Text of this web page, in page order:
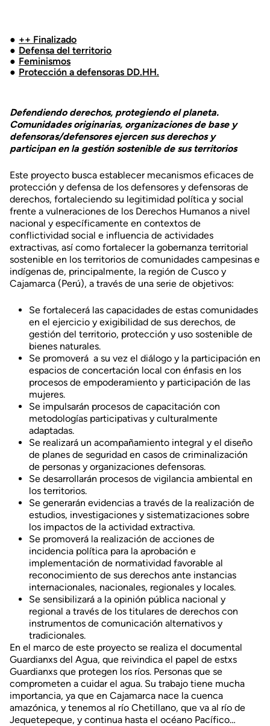
++ Finalizado
Defensa del territorio
Feminismos
Protección a defensoras DD.HH.
Defendiendo derechos, protegiendo el planeta.
Comunidades originarias, organizaciones de base y
defensoras/defensores ejercen sus derechos y
participan en la gestión sostenible de sus territorios
Este proyecto busca establecer mecanismos eficaces de
protección y defensa de los defensores y defensoras de
derechos, fortaleciendo su legitimidad política y social
frente a vulneraciones de los Derechos Humanos a nivel
nacional y específicamente en contextos de
conflictividad social e influencia de actividades
extractivas, así como fortalecer la gobernanza territorial
sostenible en los territorios de comunidades campesinas e
indígenas de, principalmente, la región de Cusco y
Cajamarca (Perú), a través de una serie de objetivos:
Se fortalecerá las capacidades de estas comunidades
en el ejercicio y exigibilidad de sus derechos, de
gestión del territorio, protección y uso sostenible de
bienes naturales.
Se promoverá a su vez el diálogo y la participación en
espacios de concertación local con énfasis en los
procesos de empoderamiento y participación de las
mujeres.
Se impulsarán procesos de capacitación con
metodologías participativas y culturalmente
adaptadas.
Se realizará un acompañamiento integral y el diseño
de planes de seguridad en casos de criminalización
de personas y organizaciones defensoras.
Se desarrollarán procesos de vigilancia ambiental en
los territorios.
Se generarán evidencias a través de la realización de
estudios, investigaciones y sistematizaciones sobre
los impactos de la actividad extractiva.
Se promoverá la realización de acciones de
incidencia política para la aprobación e
implementación de normatividad favorable al
reconocimiento de sus derechos ante instancias
internacionales, nacionales, regionales y locales.
Se sensibilizará a la opinión pública nacional y
regional a través de los titulares de derechos con
instrumentos de comunicación alternativos y
tradicionales.
En el marco de este proyecto se realiza el documental
Guardianxs del Agua, que reivindica el papel de estxs
Guardianxs que protegen los ríos. Personas que se
comprometen a cuidar el agua. Su trabajo tiene mucha
importancia, ya que en Cajamarca nace la cuenca
amazónica, y tenemos al río Chetillano, que va al río de
Jequetepeque, y continua hasta el océano Pacífico…